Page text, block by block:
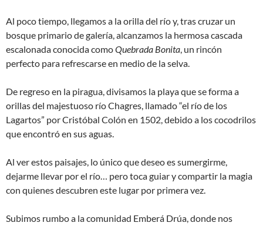
Al poco tiempo, llegamos a la orilla del río y, tras cruzar un
bosque primario de galería, alcanzamos la hermosa cascada
escalonada conocida comoQuebrada Bonita, un rincón
perfecto para refrescarse en medio de la selva.
De regreso en la piragua, divisamos la playa que se forma a
orillas del majestuoso río Chagres, llamado “el río de los
Lagartos” por Cristóbal Colón en 1502, debido a los cocodrilos
que encontró en sus aguas.
Al ver estos paisajes, lo único que deseo es sumergirme,
dejarme llevar por el río… pero toca guiar y compartir la magia
con quienes descubren este lugar por primera vez.
Subimos rumbo a la comunidad Emberá Drúa, donde nos